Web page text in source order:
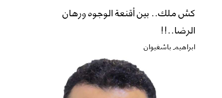
كش ملك.. بين أقنعة الوجوه ورهان
الرضا..!!
ابراهيم باشغيوان